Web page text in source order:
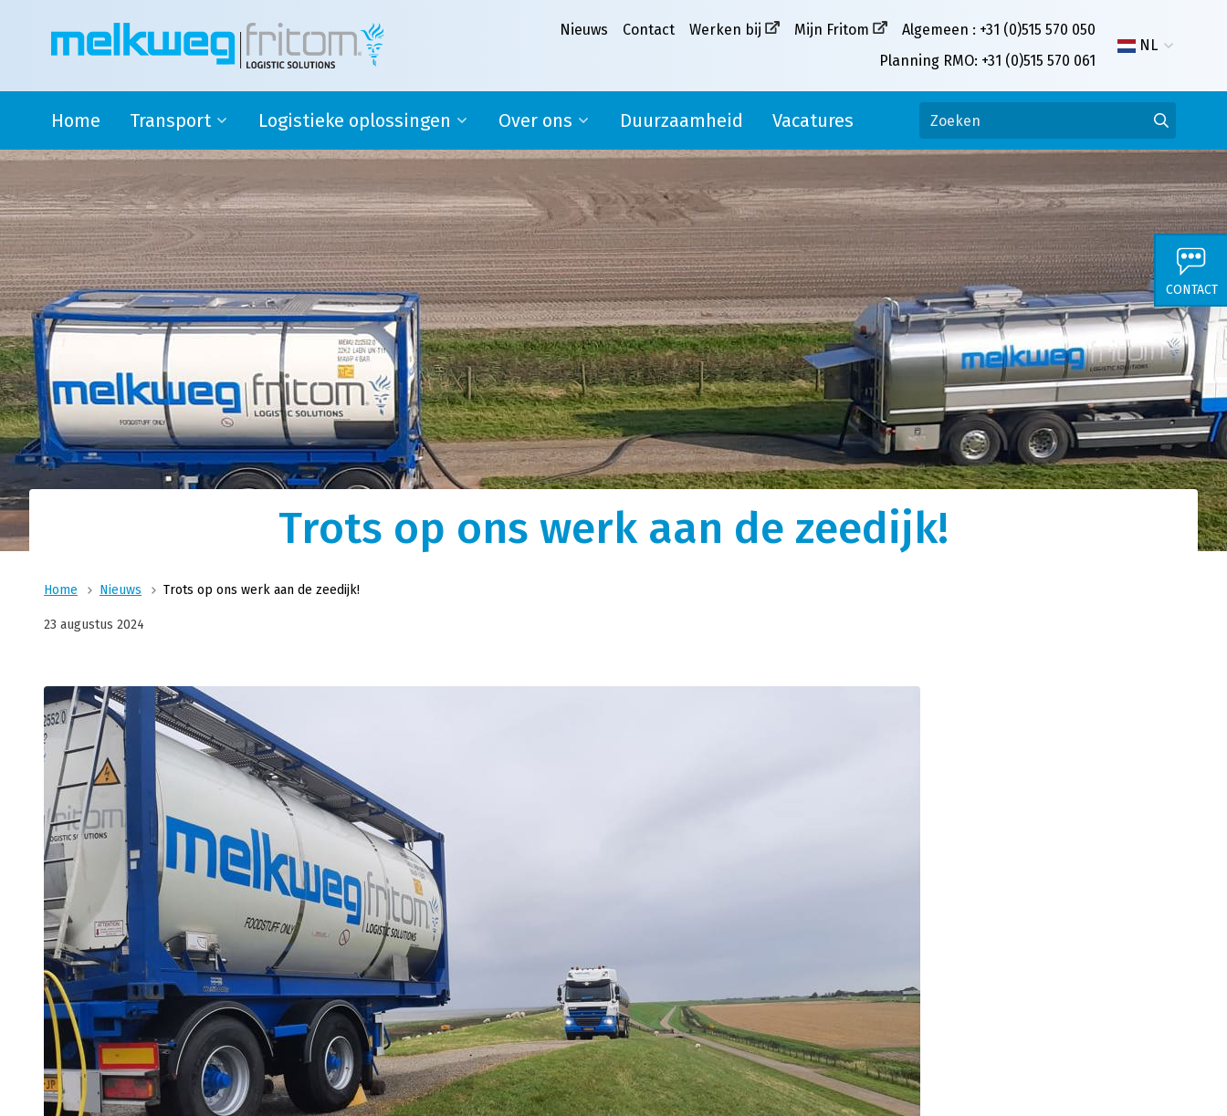
Nieuws Contact Werken bij Mijn Fritom
Algemeen : +31 (0)515 570 050
Planning RMO: +31 (0)515 570 061
NL
Home Transport
Rijdende melkontvangst
Modaal en Intermodaal Tank
transport
Watervoorziening
Transport Engeland
Transport naar Spanje
Transport
producten voor food, feed en technische sector.
Logistieke oplossingen
4PL oplossingen en supplier
logistics
Douane activiteiten
Logistieke oplossingen
Ons nauwsluitende netwerk, optimaal uitgerust
materieel en ervaren chauffeurs vormen de perfecte
combinatie voor al uw logistieke wensen.
Over ons
Missie, visie en kernwaarden
MVO
Werken bij Melkweg|Fritom
Over ons
We zijn ooit begonnen als kleine rijdende
melkontvangst. Nu is Melkweg|Fritom uitgegroeid tot
internationaal transport met ruim 600
tankcontainers.
Duurzaamheid Vacatures
CONTACT
Trots op ons werk aan de zeedijk!
Home Nieuws Trots op ons werk aan de zeedijk!
23 augustus 2024